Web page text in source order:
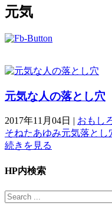
元気
元気な人の落とし穴
2017年11月04日 | おもし
そねたあゆみ元気落とし
続きを見る
HP内検索